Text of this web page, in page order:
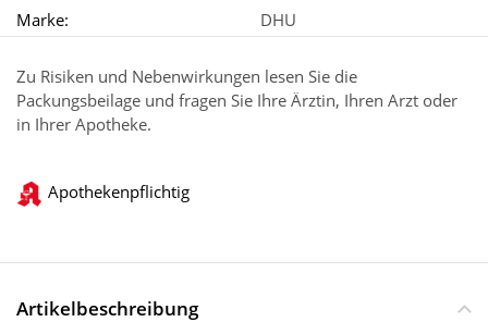
Marke:
DHU
Zu Risiken und Nebenwirkungen lesen Sie die
Packungsbeilage und fragen Sie Ihre Ärztin, Ihren Arzt oder
in Ihrer Apotheke.
Apothekenpflichtig
Artikelbeschreibung